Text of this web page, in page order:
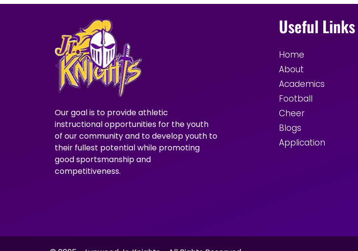
Our goal is to provide athletic
instructional opportunities for the youth
of our community and to develop youth to
their fullest potential while promoting
good sportsmanship and
competitiveness.
Useful Links
Home
About
Academics
Football
Cheer
Blogs
Application